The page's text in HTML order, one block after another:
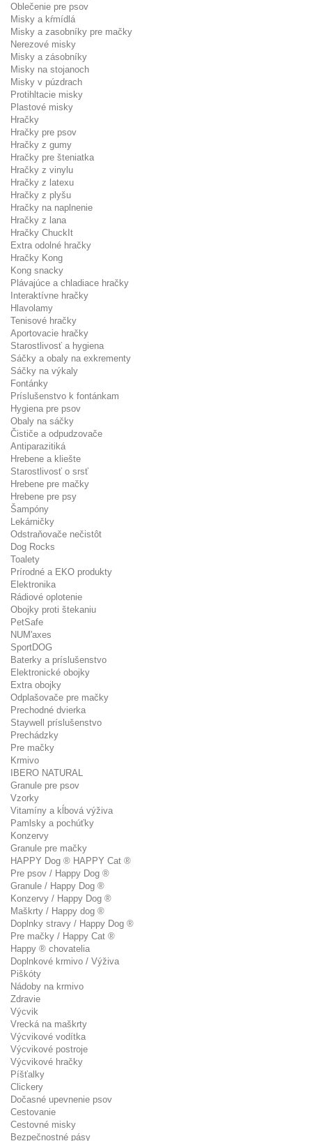
Oblečenie pre psov
Misky a kŕmídlá
Misky a zasobníky pre mačky
Nerezové misky
Misky a zásobníky
Misky na stojanoch
Misky v púzdrach
Protihltacie misky
Plastové misky
Hračky
Hračky pre psov
Hračky z gumy
Hračky pre šteniatka
Hračky z vinylu
Hračky z latexu
Hračky z plyšu
Hračky na naplnenie
Hračky z lana
Hračky ChuckIt
Extra odolné hračky
Hračky Kong
Kong snacky
Plávajúce a chladiace hračky
Interaktívne hračky
Hlavolamy
Tenisové hračky
Aportovacie hračky
Starostlivosť a hygiena
Sáčky a obaly na exkrementy
Sáčky na výkaly
Fontánky
Príslušenstvo k fontánkam
Hygiena pre psov
Obaly na sáčky
Čističe a odpudzovače
Antiparazitiká
Hrebene a kliešte
Starostlivosť o srsť
Hrebene pre mačky
Hrebene pre psy
Šampóny
Lekárničky
Odstraňovače nečistôt
Dog Rocks
Toalety
Prírodné a EKO produkty
Elektronika
Rádiové oplotenie
Obojky proti štekaniu
PetSafe
NUM'axes
SportDOG
Baterky a príslušenstvo
Elektronické obojky
Extra obojky
Odplašovače pre mačky
Prechodné dvierka
Staywell príslušenstvo
Prechádzky
Pre mačky
Krmivo
IBERO NATURAL
Granule pre psov
Vzorky
Vitamíny a kĺbová výživa
Pamlsky a pochúťky
Konzervy
Granule pre mačky
HAPPY Dog ® HAPPY Cat ®
Pre psov / Happy Dog ®
Granule / Happy Dog ®
Konzervy / Happy Dog ®
Maškrty / Happy dog ®
Doplnky stravy / Happy Dog ®
Pre mačky / Happy Cat ®
Happy ® chovatelia
Doplnkové krmivo / Výživa
Piškóty
Nádoby na krmivo
Zdravie
Výcvik
Vrecká na maškrty
Výcvikové vodítka
Výcvikové postroje
Výcvikové hračky
Píšťalky
Clickery
Dočasné upevnenie psov
Cestovanie
Cestovné misky
Bezpečnostné pásy